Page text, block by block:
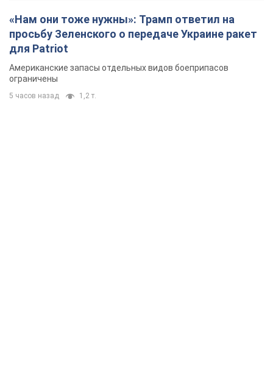
«Нам они тоже нужны»: Трамп ответил на
просьбу Зеленского о передаче Украине ракет
для Patriot
Американские запасы отдельных видов боеприпасов
ограничены
5 часов назад 1,2 т.